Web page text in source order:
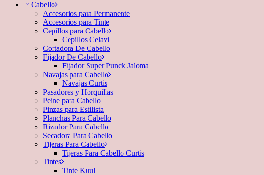
Cabello
Accesorios para Permanente
Accesorios para Tinte
Cepillos para Cabello
Cepillos Celavi
Cortadora De Cabello
Fijador De Cabello
Fijador Super Punck Jaloma
Navajas para Cabello
Navajas Curtis
Pasadores y Horquillas
Peine para Cabello
Pinzas para Estilista
Planchas Para Cabello
Rizador Para Cabello
Secadora Para Cabello
Tijeras Para Cabello
Tijeras Para Cabello Curtis
Tintes
Tinte Kuul